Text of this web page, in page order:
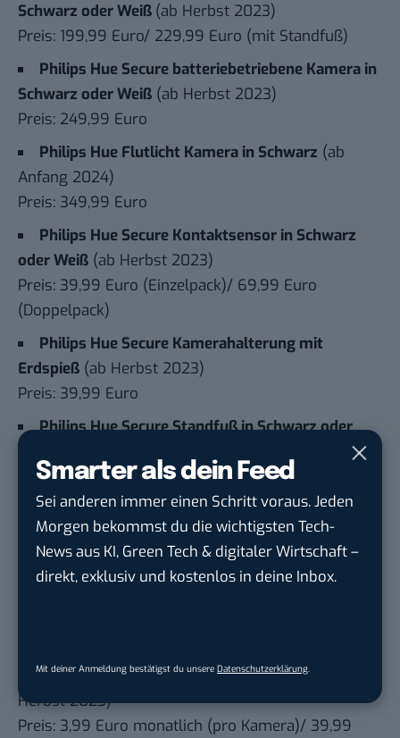
Smarter als dein Feed
Sei anderen immer einen Schritt voraus. Jeden
Morgen bekommst du die wichtigsten Tech-
News aus KI, Green Tech & digitaler Wirtschaft –
direkt, exklusiv und kostenlos in deine Inbox.
Mit deiner Anmeldung bestätigst du unsere Datenschutzerklärung
Schwarz oder Weiß (ab Herbst 2023)
Preis: 199,99 Euro/ 229,99 Euro (mit Standfuß)
Philips Hue Secure batteriebetriebene Kamera in
Schwarz oder Weiß (ab Herbst 2023)
Preis: 249,99 Euro
Philips Hue Flutlicht Kamera in Schwarz (ab
Anfang 2024)
Preis: 349,99 Euro
Philips Hue Secure Kontaktsensor in Schwarz
oder Weiß (ab Herbst 2023)
Preis: 39,99 Euro (Einzelpack)/ 69,99 Euro
(Doppelpack)
Philips Hue Secure Kamerahalterung mit
Erdspieß (ab Herbst 2023)
Preis: 39,99 Euro
Philips Hue Secure Standfuß in Schwarz oder
Preis: 49,99 Euro
Philips Hue Secure Niedervolt Outdoor-Kabel
Herbst 2023)
Preis: 29,99 Euro
Philips Hue Secure Basis Abonnement(ab
Herbst 2023)
Preis: 3,99 Euro monatlich (pro Kamera)/ 39,99